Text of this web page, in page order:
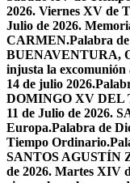
2026. Viernes XV de
Julio de 2026.
CARMEN.Palabra
BUENAVENTURA,
injusta la excomunión
14 de julio 2026.
DOMINGO XV DEL
11 de Julio de 2026.
Europa.Palabra de
Tiempo Ordinario.
SANTOS AGUSTÍN
de 2026. Martes XIV